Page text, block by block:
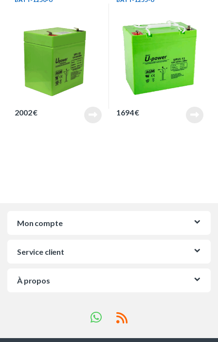
2002€ 1694€
Mon compte
Service client
À propos